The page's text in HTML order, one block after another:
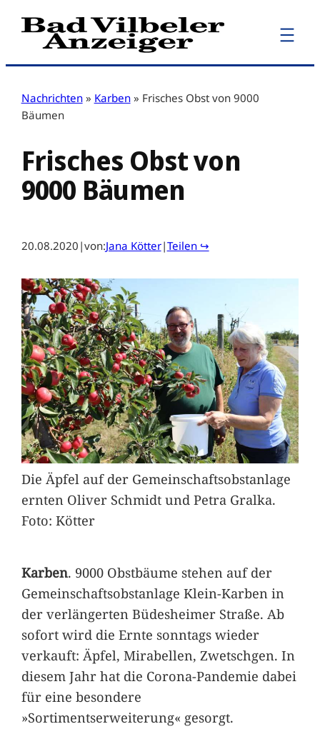
Zum
Inhalt
Nachrichten » Karben » Frisches Obst von 9000
Bäumen
Frisches Obst von
9000 Bäumen
20.08.2020 |von:Jana Kötter|Teilen ↪
Die Äpfel auf der Gemeinschaftsobstanlage
ernten Oliver Schmidt und Petra Gralka.
Foto: Kötter
Karben. 9000 Obstbäume stehen auf der
Gemeinschaftsobstanlage Klein-Karben in
der verlängerten Büdesheimer Straße. Ab
sofort wird die Ernte sonntags wieder
verkauft: Äpfel, Mirabellen, Zwetschgen. In
diesem Jahr hat die Corona-Pandemie dabei
für eine besondere
»Sortimentserweiterung« gesorgt.